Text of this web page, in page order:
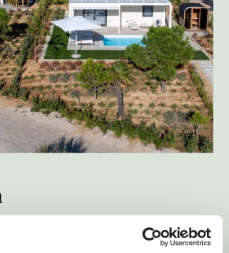
detaljnu kartu kampa. Preuzmite je i
parcela, sadržaja i mobilnih kućica uz
u Hrvatskoj proteklo opušteno,